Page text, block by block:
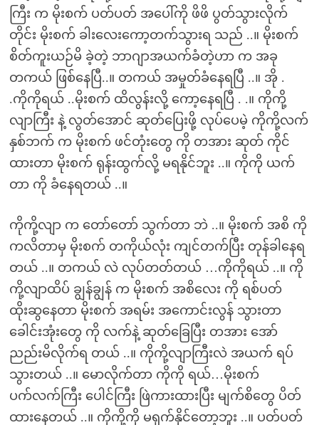
ကြီး က မိုးစက် ပတ်ပတ် အပေါ်ကို ဖိဖိ ပွတ်သွားလိုက်
တိုင်း မိုးစက် ခါးလေးကော့တက်သွားရ သည် ..။ မိုးစက်
စိတ်ကူးယဉ်မိ ခဲ့တဲ့ ဘာဂျာအယက်ခံတဲ့ဟာ က အခု
တကယ် ဖြစ်နေပြီ..။ တကယ် အမှုတ်ခံနေရပြီ ..။ အို .
.ကိုကိုရယ် ..မိုးစက် ထိလွန်းလို့ ကော့နေရပြီ . .။ ကိုကို့
လျာကြီး နဲ့ လွတ်အောင် ဆုတ်ပြေးဖို့ လုပ်ပေမဲ့ ကိုကို့လက်
နှစ်ဘက် က မိုးစက် ဖင်တုံးတွေ ကို တအား ဆုတ် ကိုင်
ထားတာ မိုးစက် ရုန်းထွက်လို့ မရနိုင်ဘူး ..။ ကိုကို ယက်
တာ ကို ခံနေရတယ် ..။
ကိုကို့လျာ က တော်တော် သွက်တာ ဘဲ ..။ မိုးစက် အစိ ကို
ကလိတာမှ မိုးစက် တကိုယ်လုံး ကျင်တက်ပြီး တုန်ခါနေရ
တယ် ..။ တကယ် လဲ လုပ်တတ်တယ် …ကိုကိုရယ် ..။ ကို
ကို့လျာထိပ် ချွန်ချွန် က မိုးစက် အစိလေး ကို ရစ်ပတ်
ထိုးဆွနေတာ မိုးစက် အရမ်း အကောင်းလွန် သွားတာ
ခေါင်းအုံးတွေ ကို လက်နဲ့ ဆုတ်ခြေပြီး တအား အော်
ညည်းမိလိုက်ရ တယ် ..။ ကိုကို့လျာကြီးလဲ အယက် ရပ်
သွားတယ် ..။ မောလိုက်တာ ကိုကို ရယ်…မိုးစက်
ပက်လက်ကြီး ပေါင်ကြီး ဖြဲကားထားပြီး မျက်စိတွေ ပိတ်
ထားနေတယ် ..။ ကိုကို့ကို မရှက်နိုင်တော့ဘူး ..။ ပတ်ပတ်